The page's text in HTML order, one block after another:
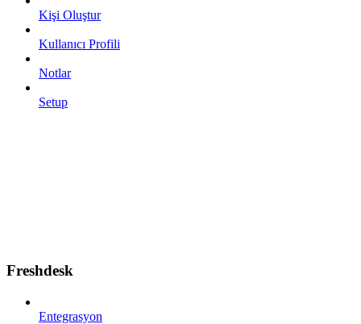
Kişi Oluştur
Kullanıcı Profili
Notlar
Setup
Freshdesk
Entegrasyon